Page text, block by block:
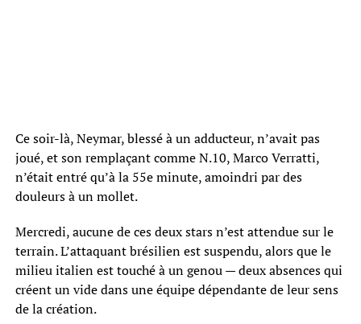
Ce soir-là, Neymar, blessé à un adducteur, n’avait pas
joué, et son remplaçant comme N.10, Marco Verratti,
n’était entré qu’à la 55e minute, amoindri par des
douleurs à un mollet.
Mercredi, aucune de ces deux stars n’est attendue sur le
terrain. L’attaquant brésilien est suspendu, alors que le
milieu italien est touché à un genou — deux absences qui
créent un vide dans une équipe dépendante de leur sens
de la création.